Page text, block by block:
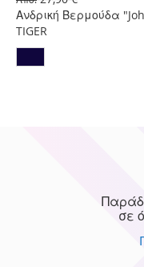
Επιθυμιών
Ανδρική Βερμούδα
TIGER
σε